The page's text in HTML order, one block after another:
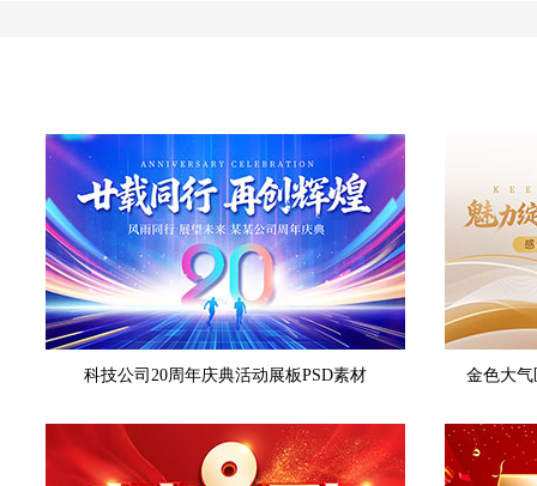
科技公司20周年庆典活动展板PSD素材 金色大气